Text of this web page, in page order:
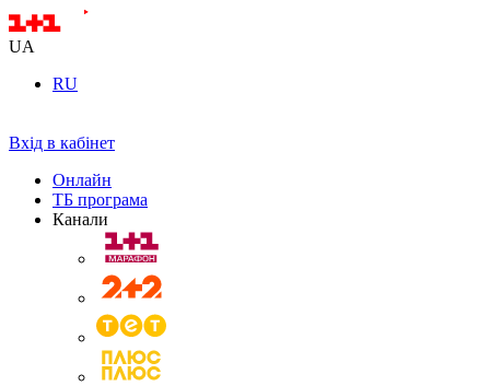
UA
RU
Вхід в кабінет
Онлайн
ТБ програма
Канали